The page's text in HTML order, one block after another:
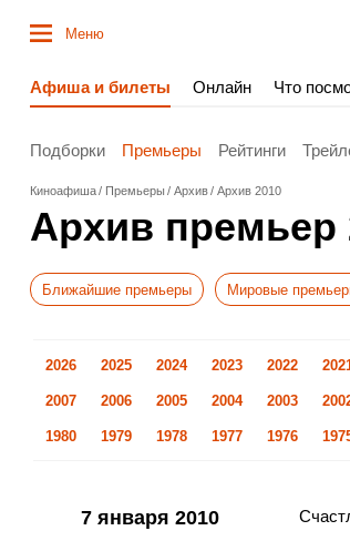
Меню
Афиша и билеты Онлайн Что
Подборки Премьеры Рейтинги
Киноафиша Премьеры Архив Архив 2010
Архив премьер
Ближайшие премьеры Мировые
2026 2025 2024 2023 2022
2007 2006 2005 2004 2003
1980 1979 1978 1977 1976
7 января 2010